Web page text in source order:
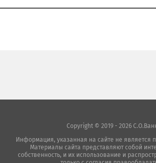
Copyright © 2019 - 2026
Информация, указанная на сайте не является
Материалы сайта представляют собой
собственность, и их использование и